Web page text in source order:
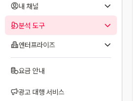
내 채널
분석 도구
엔터프라이즈
요금 안내
광고 대행 서비스